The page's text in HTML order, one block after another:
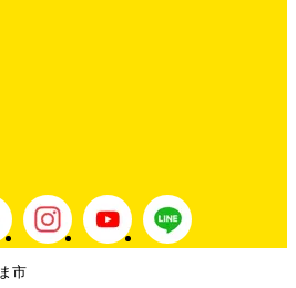
市